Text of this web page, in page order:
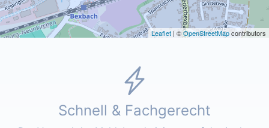
Leaflet | ©OpenStreetMapcontributors
Schnell & Fachgerecht